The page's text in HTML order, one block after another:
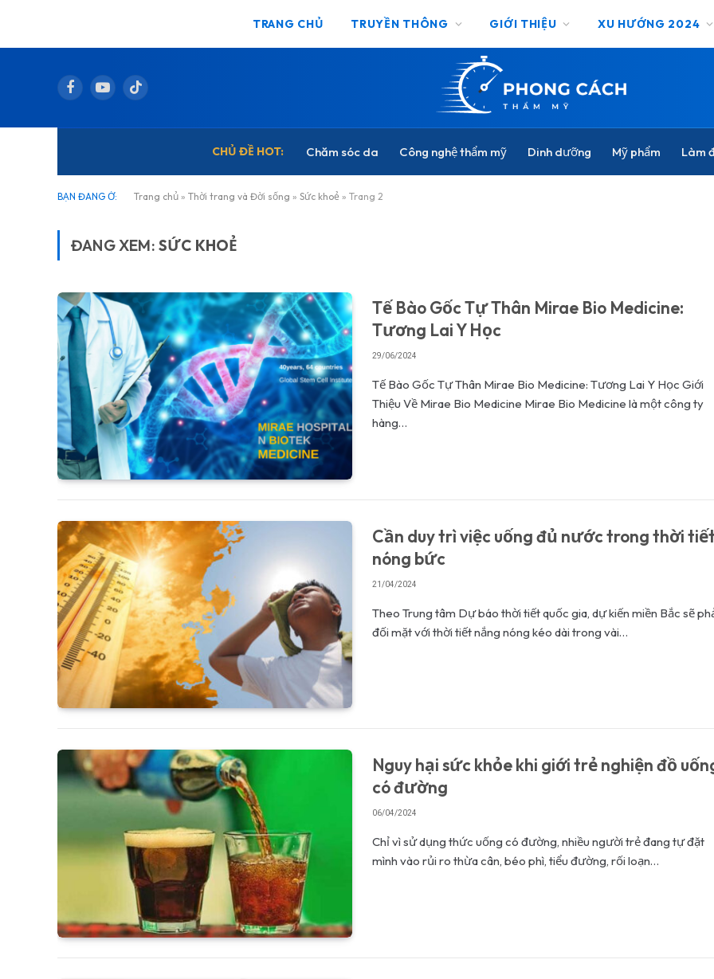
TRANG CHỦ TRUYỀN THÔNG GIỚI THIỆU XU HƯỚNG 2024
FacebookYouTubeTikTok
CHỦ ĐỀ HOT: Chăm sóc da Công nghệ thẩm mỹ Dinh dưỡng Mỹ phẩm Làm
BẠN ĐANG Ở: Trang chủ » Thời trang và Đời sống » Sức khoẻ » Trang 2
ĐANG XEM: SỨC KHOẺ
Tế Bào Gốc Tự Thân Mirae Bio Medicine:
Tương Lai Y Học
29/06/2024
Tế Bào Gốc Tự Thân Mirae Bio Medicine: Tương Lai Y Học Giới
Thiệu Về Mirae Bio Medicine Mirae Bio Medicine là một công ty
hàng…
Cần duy trì việc uống đủ nước trong thời
nóng bức
21/04/2024
Theo Trung tâm Dự báo thời tiết quốc gia, dự kiến miền Bắc sẽ
đối mặt với thời tiết nắng nóng kéo dài trong vài…
Nguy hại sức khỏe khi giới trẻ nghiện đồ
có đường
06/04/2024
Chỉ vì sử dụng thức uống có đường, nhiều người trẻ đang tự đặt
mình vào rủi ro thừa cân, béo phì, tiểu đường, rối loạn…